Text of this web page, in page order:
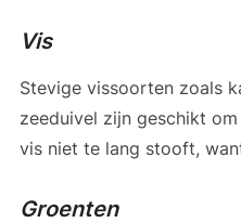
Vis
Stevige vissoorten zoals
zeeduivel zijn geschikt
vis niet te lang stooft,
Groenten